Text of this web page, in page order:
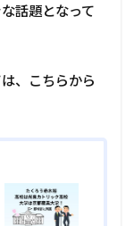
話題となって
、こちらから